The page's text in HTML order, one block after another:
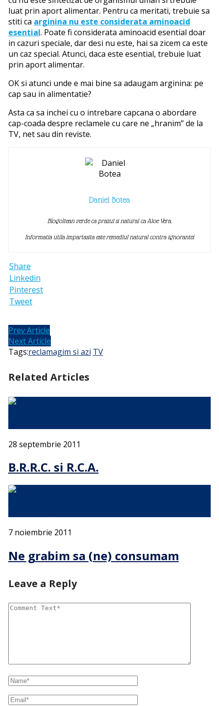
luat prin aport alimentar. Pentru ca meritati, trebuie sa
stiti ca arginina nu este considerata aminoacid
esential. Poate fi considerata aminoacid esential doar
in cazuri speciale, dar desi nu este, hai sa zicem ca este
un caz special. Atunci, daca este esential, trebuie luat
prin aport alimentar.
OK si atunci unde e mai bine sa adaugam arginina: pe
cap sau in alimentatie?
Asta ca sa inchei cu o intrebare capcana o abordare
cap-coada despre reclamele cu care ne „hranim” de la
TV, net sau din reviste.
Daniel Botea
Blogoltean verde ca prazul si natural ca Aloe Vera.
Informatia utila impartasita este remediul natural contra ignorantei
Share
Linkedin
Pinterest
Tweet
Prev Article
Next Article
Tags:reclamagim si azi TV
Related Articles
28 septembrie 2011
B.R.R.C. si R.C.A.
7 noiembrie 2011
Ne grabim sa (ne) consumam
Leave a Reply